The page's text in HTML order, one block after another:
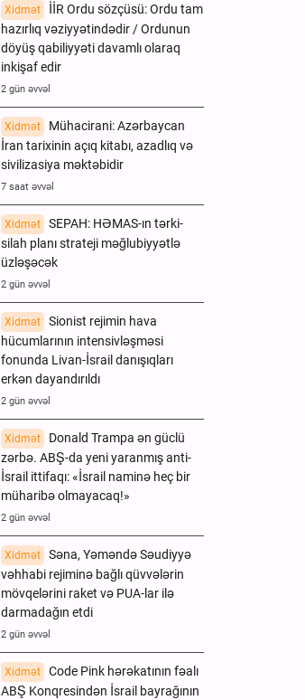
Xidmət
İİR Ordu sözçüsü: Ordu tam
hazırlıq vəziyyətindədir / Ordunun
döyüş qabiliyyəti davamlı olaraq
inkişaf edir
2 gün əvvəl
Xidmət
Mühacirani: Azərbaycan
İran tarixinin açıq kitabı, azadlıq və
sivilizasiya məktəbidir
7 saat əvvəl
Xidmət
SEPAH: HƏMAS-ın tərki-
silah planı strateji məğlubiyyətlə
üzləşəcək
2 gün əvvəl
Xidmət
Sionist rejimin hava
hücumlarının intensivləşməsi
fonunda Livan-İsrail danışıqları
erkən dayandırıldı
2 gün əvvəl
Xidmət
Donald Trampa ən güclü
zərbə. ABŞ-da yeni yaranmış anti-
İsrail ittifaqı: «İsrail naminə heç bir
müharibə olmayacaq!»
2 gün əvvəl
Xidmət
Səna, Yəməndə Səudiyyə
vəhhabi rejiminə bağlı qüvvələrin
mövqelərini raket və PUA-lar ilə
darmadağın etdi
2 gün əvvəl
Xidmət
Code Pink hərəkatının fəalı
ABŞ Konqresindən İsrail bayrağının